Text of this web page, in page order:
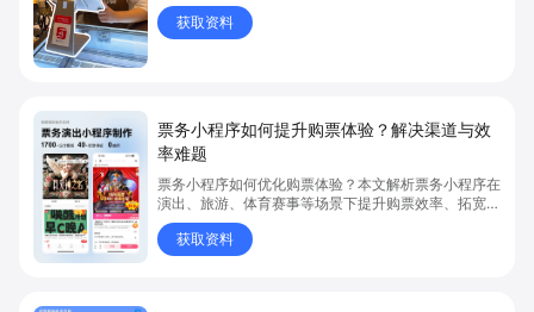
获取资料
票务小程序如何提升购票体验？解决渠道与效
率难题
票务小程序如何优化购票体验？本文解析票务小程序在
演出、旅游、体育赛事等场景下提升购票效率、拓宽销
售渠道、实现会员精准营销的具体方式。关键词包括
“票务小程序”、“购票体验”、“购票效率”。
获取资料